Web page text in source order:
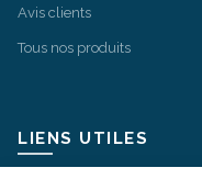
Avis clients
Tous nos produits
LIENS UTILES